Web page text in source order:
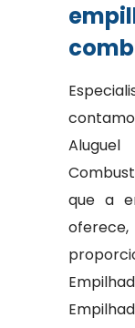
que a